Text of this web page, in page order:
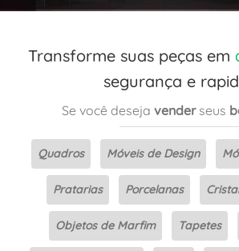
Transforme suas peças em
segurança e
Se você deseja venderseus
Quadros Móveis de Design
Pratarias Porcelanas
Objetos de Marfim Tapetes